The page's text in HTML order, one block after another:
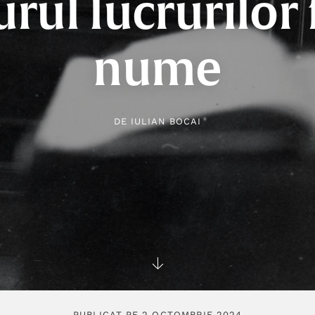
lucrurilor
nume
DE IULIAN BOCAI